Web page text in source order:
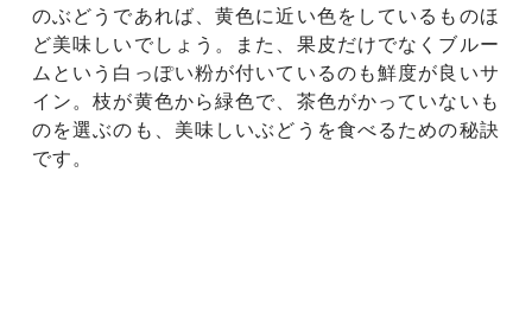
のぶどうであれば、黄色に近い色をしているものほ
ど美味しいでしょう。また、果皮だけでなくブルー
ムという白っぽい粉が付いているのも鮮度が良いサ
イン。枝が黄色から緑色で、茶色がかっていないも
のを選ぶのも、美味しいぶどうを食べるための秘訣
です。